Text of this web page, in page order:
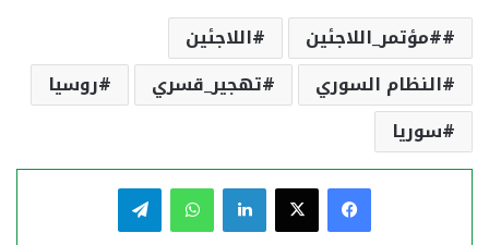
#مؤتمر_اللاجئين
اللاجئين
النظام السوري
تهجير_قسري
روسيا
سوريا
فيسبوك لينكدإن واتساب